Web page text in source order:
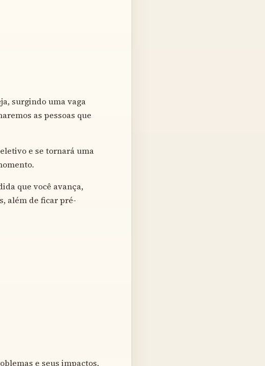
surgindo uma vaga
as pessoas que
e se tornará uma
que você avança,
além de ficar pré-
e seus impactos,